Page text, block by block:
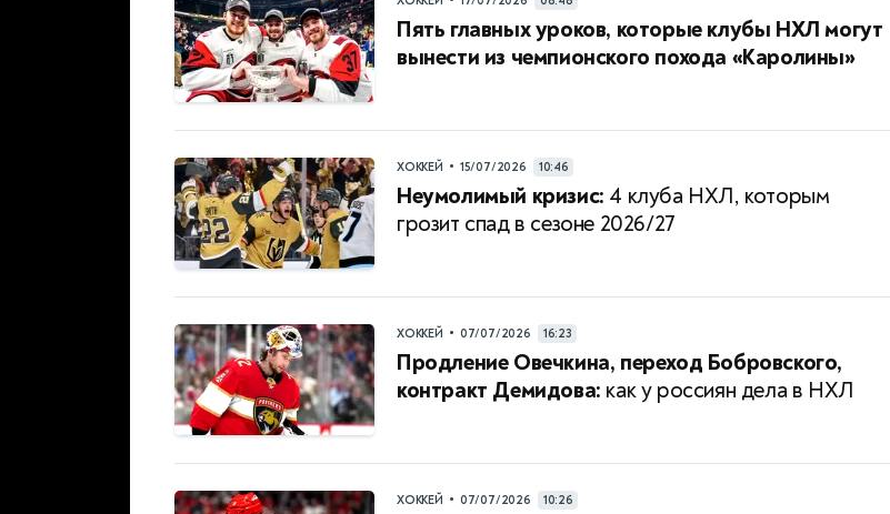
Пять главных уроков, которые клубы НХЛ могут
вынести из чемпионского похода «Каролины»
ХОККЕЙ • 15/07/2026 10:46
Неумолимый кризис: 4 клуба НХЛ, которым
грозит спад в сезоне 2026/27
ХОККЕЙ • 07/07/2026 16:23
Продление Овечкина, переход Бобровского,
контракт Демидова: как у россиян дела в НХЛ
ХОККЕЙ • 07/07/2026 10:26